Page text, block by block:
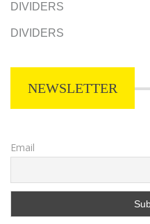
DIVIDERS
DIVIDERS
NEWSLETTER
Email